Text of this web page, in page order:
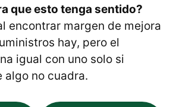
que esto tenga sentido?
encontrar margen de mejora
hay, pero el
igual con uno solo si
algo no cuadra.